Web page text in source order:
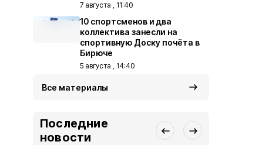
7 августа , 11:40
10 спортсменов и два
коллектива занесли на
спортивную Доску почёта в
Бирюче
5 августа , 14:40
Все материалы
Последние
новости